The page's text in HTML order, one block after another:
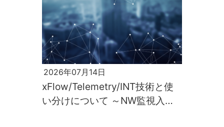
2026年07月14日
xFlow/Telemetry/INT技術と使
い分けについて ～NW監視入門